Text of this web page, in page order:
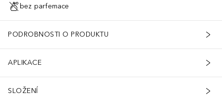
bez parfemace
PODROBNOSTI O PRODUKTU
APLIKACE
SLOŽENÍ